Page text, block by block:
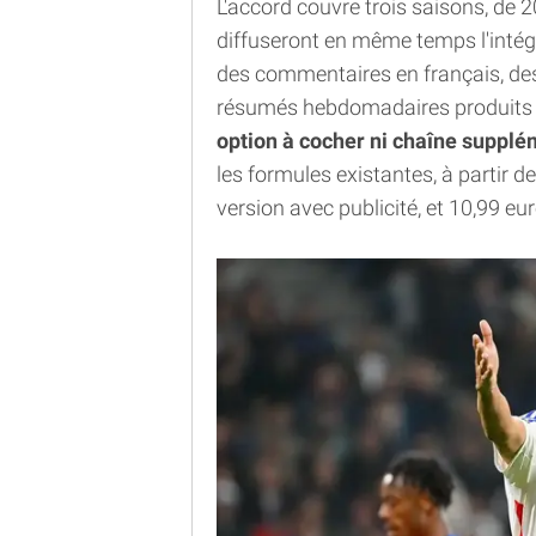
L'accord couvre trois saisons, de
diffuseront en même temps
des commentaires en français,
résumés hebdomadaires
option à cocher ni chaîne
les formules existantes, à partir
version avec publicité, et 10,99